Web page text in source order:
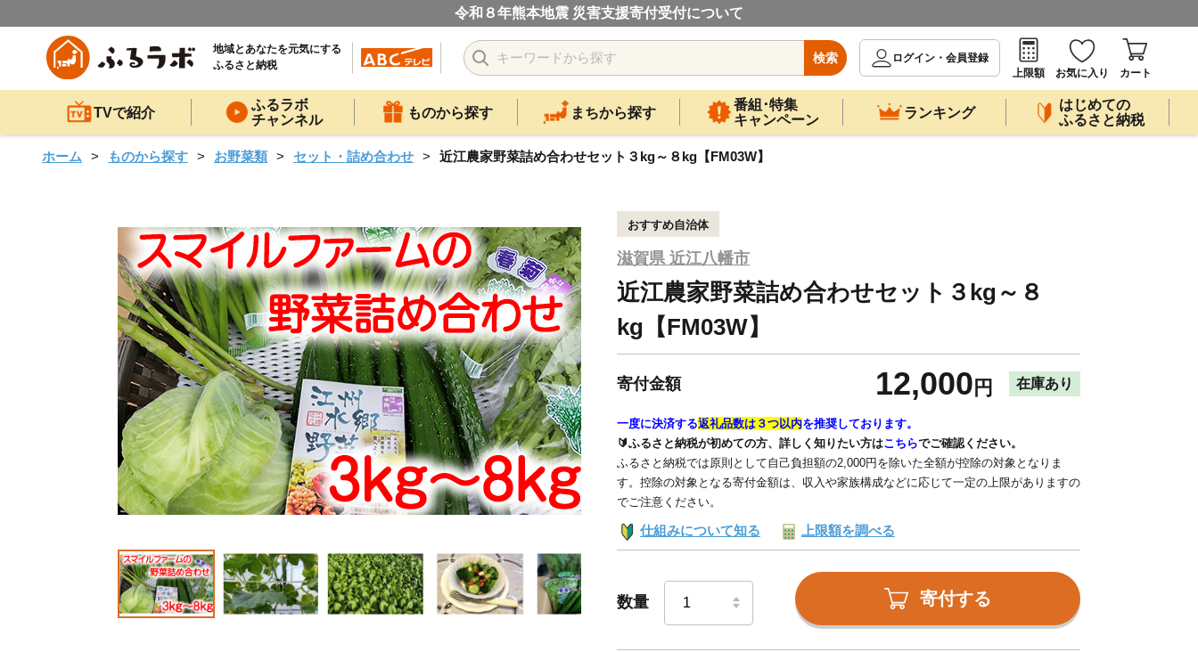
令和８年熊本地震 災害支援寄付受付について
地域とあなたを元気にする
ふるさと納税
検索
ログイン・会員登録
上限額
お気に入り カート
TVで紹介
ふるラボ
チャンネル
ものから探す まちから探す
番組･特集
キャンペーン
ランキング
はじめての
ふるさと納税
ホーム ものから探す お野菜類 セット・詰め合わせ 近江農家野菜詰め合わせセット３kg～８kg【FM03W】
おすすめ自治体
滋賀県 近江八幡市
近江農家野菜詰め合わせセット３kg～８
kg【FM03W】
寄付金額 12,000 円 在庫あり
一度に決済する返礼品数は３つ以内を推奨しております。
🔰ふるさと納税が初めての方、詳しく知りたい方はこちらでご確認ください。
ふるさと納税では原則として自己負担額の2,000円を除いた全額が控除の対象となりま
す。控除の対象となる寄付金額は、収入や家族構成などに応じて一定の上限がありますの
でご注意ください。
仕組みについて知る 上限額を調べる
数量 寄付する